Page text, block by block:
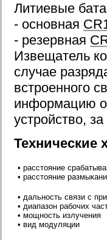
Литиевые
- основная
- резервная
Извещатель
случае
встроенного
информацию
устройство,
Технические
• расстояние
• расстояние
• дальность связи с
• диапазон рабочих
• мощность излучения
• вид модуляции